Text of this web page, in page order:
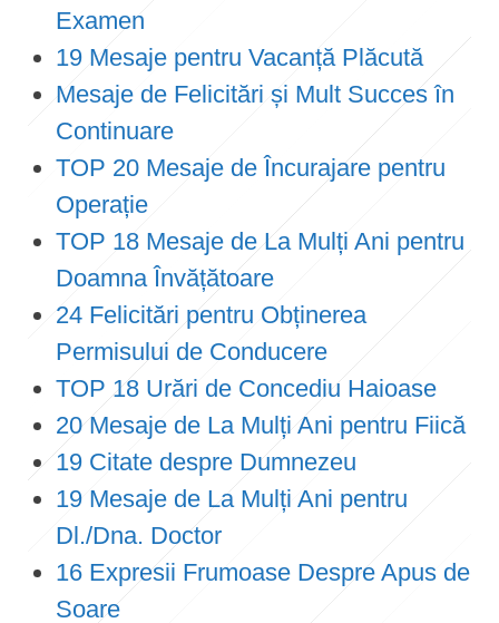
Examen
19 Mesaje pentru Vacanță Plăcută
Mesaje de Felicitări și Mult Succes în
Continuare
TOP 20 Mesaje de Încurajare pentru
Operație
TOP 18 Mesaje de La Mulți Ani pentru
Doamna Învățătoare
24 Felicitări pentru Obținerea
Permisului de Conducere
TOP 18 Urări de Concediu Haioase
20 Mesaje de La Mulți Ani pentru Fiică
19 Citate despre Dumnezeu
19 Mesaje de La Mulți Ani pentru
Dl./Dna. Doctor
16 Expresii Frumoase Despre Apus de
Soare